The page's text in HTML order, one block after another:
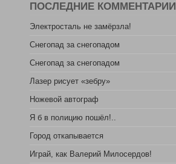
ПОСЛЕДНИЕ КОММЕНТАРИИ
Электросталь не замёрзла!
Снегопад за снегопадом
Снегопад за снегопадом
Лазер рисует «зебру»
Ножевой автограф
Я б в полицию пошёл!..
Город откапывается
Играй, как Валерий Милосердов!